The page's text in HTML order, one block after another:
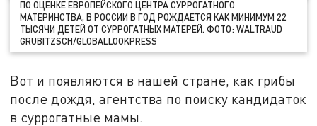
ПО ОЦЕНКЕ ЕВРОПЕЙСКОГО ЦЕНТРА СУРРОГАТНОГО
МАТЕРИНСТВА, В РОССИИ В ГОД РОЖДАЕТСЯ КАК МИНИМУМ 22
ТЫСЯЧИ ДЕТЕЙ ОТ СУРРОГАТНЫХ МАТЕРЕЙ. ФОТО: WALTRAUD
GRUBITZSCH/GLOBALLOOKPRESS
Вот и появляются в нашей стране, как грибы
после дождя, агентства по поиску кандидаток
в суррогатные мамы.